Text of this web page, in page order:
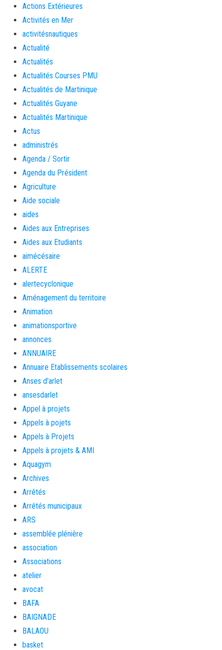
Actions Extérieures
Activités en Mer
activitésnautiques
Actualité
Actualités
Actualités Courses PMU
Actualités de Martinique
Actualités Guyane
Actualités Martinique
Actus
administrés
Agenda / Sortir
Agenda du Président
Agriculture
Aide sociale
aides
Aides aux Entreprises
Aides aux Etudiants
aimécésaire
ALERTE
alertecyclonique
Aménagement du territoire
Animation
animationsportive
annonces
ANNUAIRE
Annuaire Etablissements scolaires
Anses d'arlet
ansesdarlet
Appel à projets
Appels à pojets
Appels à Projets
Appels à projets & AMI
Aquagym
Archives
Arrêtés
Arrêtés municipaux
ARS
assemblée plénière
association
Associations
atelier
avocat
BAFA
BAIGNADE
BALAOU
basket